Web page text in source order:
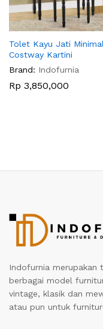
Tolet Kayu Jati
Costway Kartini
Brand: Indofurnia
Rp 3,850,000
Indofurnia merupakan
berbagai model
vintage, klasik dan
atau pun untuk